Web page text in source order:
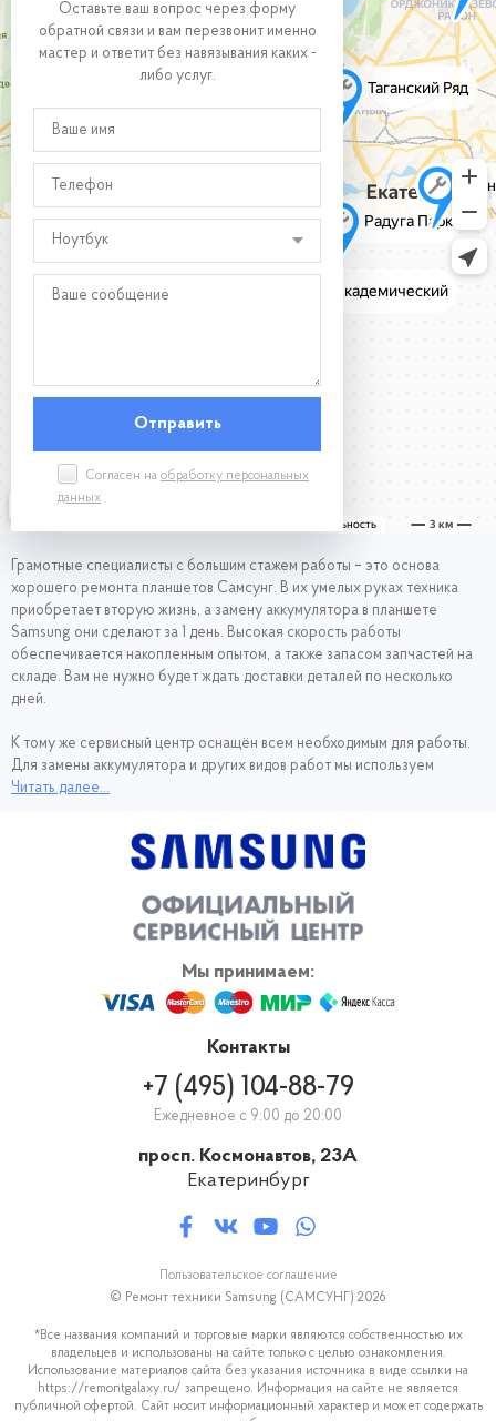
Оставьте ваш вопрос через форму
обратной связи и вам перезвонит именно
мастер и ответит без навязывания каких -
либо услуг.
Ноутбук
Согласен на обработку персональных
данных
Грамотные специалисты с большим стажем работы – это основа
хорошего ремонта планшетов Самсунг. В их умелых руках техника
приобретает вторую жизнь, а замену аккумулятора в планшете
Samsung они сделают за 1 день. Высокая скорость работы
обеспечивается накопленным опытом, а также запасом запчастей на
складе. Вам не нужно будет ждать доставки деталей по несколько
дней.
К тому же сервисный центр оснащён всем необходимым для работы.
Для замены аккумулятора и других видов работ мы используем
современные паяльные станции ICON VARIO 2 Модерн, станки
Ваш планшет окажется в надёжных руках. Мастера подходят к работе
аккуратно, чтобы отдать девайс владельцу в отличном рабочем
Помимо того, что у нас есть высокоточное, современное
оборудование, им нужно уметь пользоваться. Все наши сотрудники
проходят обязательное обучение, проходят курсы сертификации,
чтобы знать, какие новинки из техники есть на рынке и знать как с ней
Читать далее...
Мы принимаем:
Контакты
+7 (495) 104-88-79
Ежедневное с 9:00 до 20:00
просп. Космонавтов, 23А
Екатеринбург
Пользовательское соглашение
© Ремонт техники Samsung (САМСУНГ) 2026
*Все названия компаний и торговые марки являются собственностью их
владельцев и использованы на сайте только с целью ознакомления.
Использование материалов сайта без указания источника в виде ссылки на
https://remontgalaxy.ru/ запрещено. Информация на сайте не является
публичной офертой. Сайт носит информационный характер и может содержать